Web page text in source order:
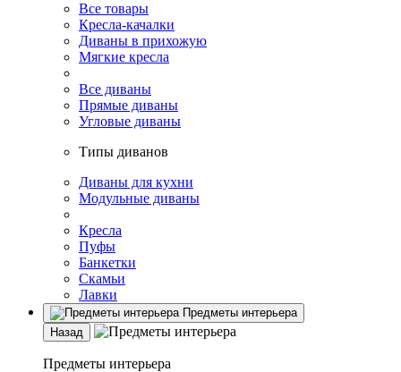
Все товары
Кресла-качалки
Диваны в прихожую
Мягкие кресла
Все диваны
Прямые диваны
Угловые диваны
Типы диванов
Диваны для кухни
Модульные диваны
Кресла
Пуфы
Банкетки
Скамьи
Лавки
Предметы интерьера
Назад
Предметы интерьера